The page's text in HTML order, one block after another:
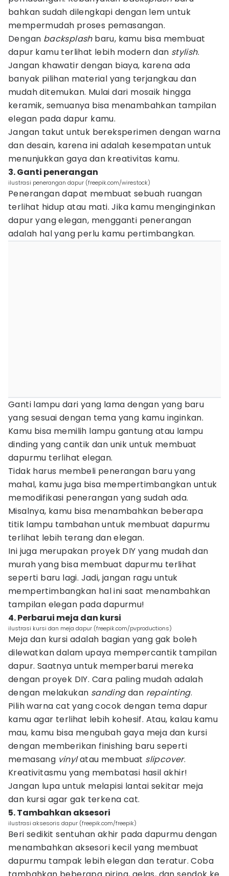
bahkan sudah dilengkapi dengan lem untuk
mempermudah proses pemasangan.
Dengan backsplashbaru, kamu bisa membuat
dapur kamu terlihat lebih modern dan stylish.
Jangan khawatir dengan biaya, karena ada
banyak pilihan material yang terjangkau dan
mudah ditemukan. Mulai dari mosaik hingga
keramik, semuanya bisa menambahkan tampilan
elegan pada dapur kamu.
Jangan takut untuk bereksperimen dengan warna
dan desain, karena ini adalah kesempatan untuk
menunjukkan gaya dan kreativitas kamu.
3. Ganti penerangan
ilustrasi penerangan dapur (freepik.com/wirestock)
Penerangan dapat membuat sebuah ruangan
terlihat hidup atau mati. Jika kamu menginginkan
dapur yang elegan, mengganti penerangan
adalah hal yang perlu kamu pertimbangkan.
Ganti lampu dari yang lama dengan yang baru
yang sesuai dengan tema yang kamu inginkan.
Kamu bisa memilih lampu gantung atau lampu
dinding yang cantik dan unik untuk membuat
dapurmu terlihat elegan.
Tidak harus membeli penerangan baru yang
mahal, kamu juga bisa mempertimbangkan untuk
memodifikasi penerangan yang sudah ada.
Misalnya, kamu bisa menambahkan beberapa
titik lampu tambahan untuk membuat dapurmu
terlihat lebih terang dan elegan.
Ini juga merupakan proyek DIY yang mudah dan
murah yang bisa membuat dapurmu terlihat
seperti baru lagi. Jadi, jangan ragu untuk
mempertimbangkan hal ini saat menambahkan
tampilan elegan pada dapurmu!
4. Perbarui meja dan kursi
ilustrasi kursi dan meja dapur (freepik.com/pvproductions)
Meja dan kursi adalah bagian yang gak boleh
dilewatkan dalam upaya mempercantik tampilan
dapur. Saatnya untuk memperbarui mereka
dengan proyek DIY. Cara paling mudah adalah
dengan melakukan sandingdan repainting.
Pilih warna cat yang cocok dengan tema dapur
kamu agar terlihat lebih kohesif. Atau, kalau kamu
mau, kamu bisa mengubah gaya meja dan kursi
dengan memberikan finishing baru seperti
memasang vinylatau membuat slipcover.
Kreativitasmu yang membatasi hasil akhir!
Jangan lupa untuk melapisi lantai sekitar meja
dan kursi agar gak terkena cat.
5. Tambahkan aksesori
ilustrasi aksesoris dapur (freepik.com/freepik)
Beri sedikit sentuhan akhir pada dapurmu dengan
menambahkan aksesori kecil yang membuat
dapurmu tampak lebih elegan dan teratur. Coba